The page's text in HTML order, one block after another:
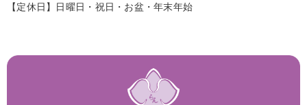
【定休日】日曜日・祝日・お盆・年末年始